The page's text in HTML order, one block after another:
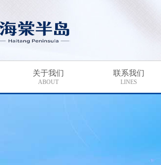
关于我们
ABOUT
联系我们
LINES